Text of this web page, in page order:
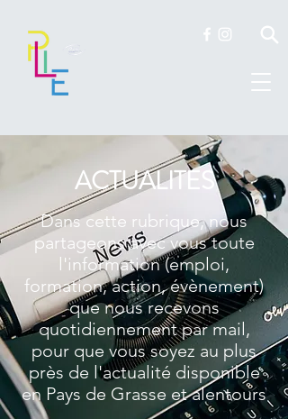
ACTUALITES
Dans cette rubrique, nous
partageons avec vous toute
l'information (emploi,
formation, action, évènement)
que nous recevons
quotidiennement par mail,
pour que vous soyez au plus
près de l'actualité disponible
en Pays de Grasse et alentours